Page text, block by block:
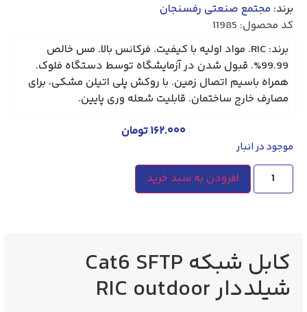
برند: مجتمع صنعتی رفسنجان
کد محصول: 11985
برند: RIC. مواد اولیه با کیفیت. فرکانس بالا. مس خالص
99.99%. قبول شدن در آزمایشگاه توسط دستگاه فلوک.
همراه باسیم اتصال زمین. با روکش پلی اتیلن مشکی، برای
مصارف خارج ساختمان. قابلیت شعله وری پایین.
۱۶۲.۰۰۰تومان
موجود در انبار
افزودن به سبد خرید
کابل شبکه Cat6 SFTP
شیلددار RIC outdoor